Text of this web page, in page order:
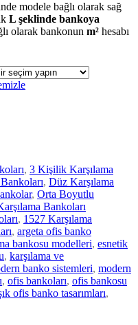
modele bağlı olarak sağ
L şeklinde bankoya
olarak bankonun m² hesabı
, 3 Kişilik Karşılama
, Düz Karşılama
, Orta Boyutlu
Bankoları
, 1527 Karşılama
, argeta ofis banko
bankosu modelleri, esnetik
, karşılama ve
banko sistemleri, modern
, ofis bankoları, ofis bankosu
ofis banko tasarımları,